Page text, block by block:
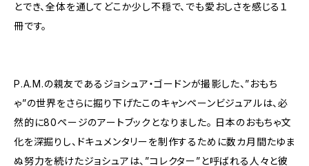
とでき、全体を通してどこか少し不穏で、でも愛おしさを感じる１
冊です。
P.A.M.の親友であるジョシュア・ゴードンが撮影した、”おもち
ゃ”の世界をさらに掘り下げたこのキャンペーンビジュアルは、必
然的に80ページのアートブックとなりました。 日本のおもちゃ文
化を深掘りし、ドキュメンタリーを制作するために数カ月間たゆま
ぬ努力を続けたジョシュアは、”コレクター”と呼ばれる人々と彼